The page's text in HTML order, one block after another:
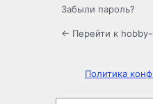
Забыли пароль?
← Перейти к
Политика